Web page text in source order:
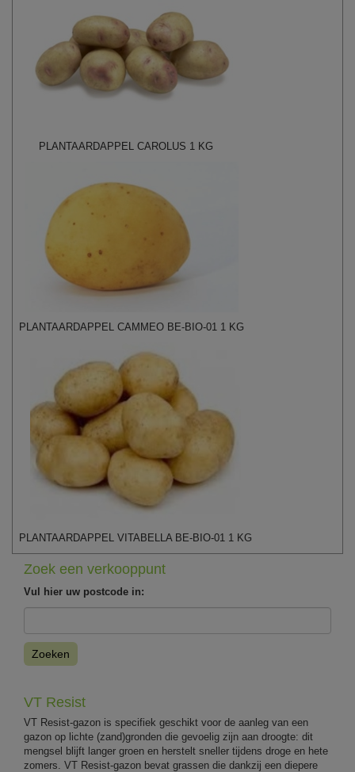
PLANTAARDAPPEL CAROLUS 1 KG
PLANTAARDAPPEL CAMMEO BE-BIO-01 1 KG
PLANTAARDAPPEL VITABELLA BE-BIO-01 1 KG
Zoek een verkooppunt
Vul hier uw postcode in:
Zoeken
VT Resist
VT Resist-gazon is specifiek geschikt voor de aanleg van een
gazon op lichte (zand)gronden die gevoelig zijn aan droogte: dit
mengsel blijft langer groen en herstelt sneller tijdens droge en hete
zomers. VT Resist-gazon bevat grassen die dankzij een diepere